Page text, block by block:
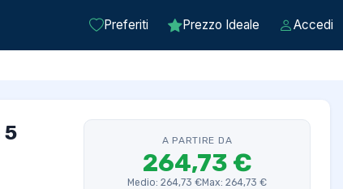
Preferiti Prezzo Ideale Accedi
5
A PARTIRE DA
264,73 €
Medio: 264,73 €Max: 264,73 €